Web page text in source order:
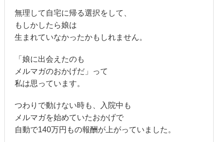
無理して自宅に帰る選択をして、
もしかしたら娘は
生まれていなかったかもしれません。
「娘に出会えたのも
メルマガのおかげだ」って
私は思っています。
つわりで動けない時も、入院中も
メルマガを始めていたおかげで
自動で140万円もの報酬が上がっていました。